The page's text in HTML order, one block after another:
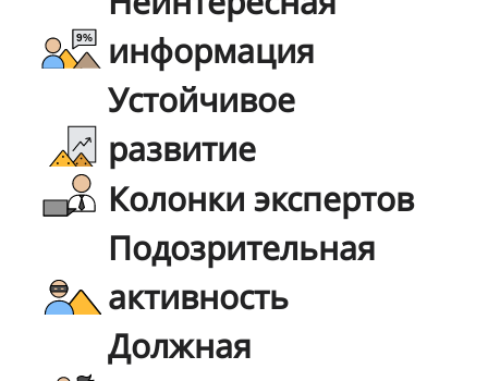
информация
Устойчивое
развитие
Колонки экспертов
Подозрительная
активность
Должная